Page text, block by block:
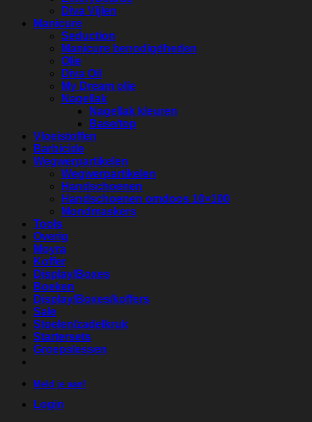
Diva Vijlen
Manicure
Seduction
Manicure benodigdheden
Olie
Diva Oil
My Dream olie
Nagellak
Nagellak kleuren
Base/top
Vloeistoffen
Barbicide
Wegwerpartikelen
Wegwerpartikelen
Handschoenen
Handschoenen omdoos 10×100
Mondmaskers
Tools
Overig
Moyra
Koffer
Display/Boxes
Boeken
Display/Boxes/koffers
Sale
Stoelen/zadelkruk
Startersets
Groepslessen
Meld je aan!
Login